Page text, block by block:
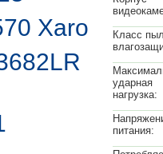
Xaro
Класс
ударная
нагрузка:
питания: